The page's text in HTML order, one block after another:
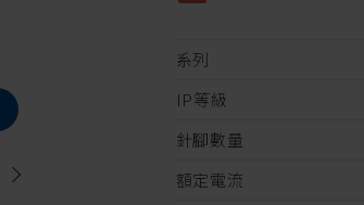
系列
IP等級
針腳數量
額定電流